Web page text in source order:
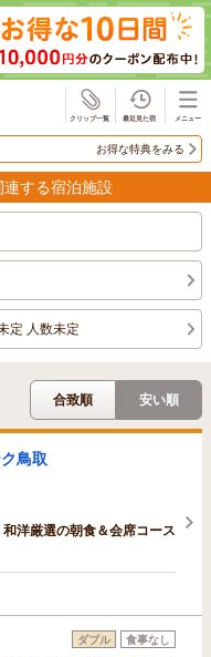
お得な特典をみる
連する宿泊施設
定 人数未定
合致順 安い順
鳥取
洋厳選の朝食＆会席コース
ダブル 食事なし